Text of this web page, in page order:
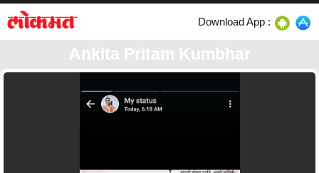
Download App :
Ankita Pritam Kumbhar